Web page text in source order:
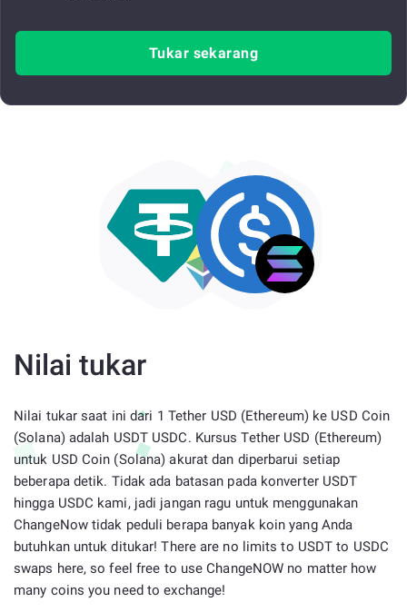
Tukar sekarang
Nilai tukar
Nilai tukar saat ini dari 1 Tether USD (Ethereum) ke USD Coin
(Solana) adalah USDT USDC. Kursus Tether USD (Ethereum)
untuk USD Coin (Solana) akurat dan diperbarui setiap
beberapa detik. Tidak ada batasan pada konverter USDT
hingga USDC kami, jadi jangan ragu untuk menggunakan
ChangeNow tidak peduli berapa banyak koin yang Anda
butuhkan untuk ditukar! There are no limits to USDT to USDC
swaps here, so feel free to use ChangeNOW no matter how
many coins you need to exchange!